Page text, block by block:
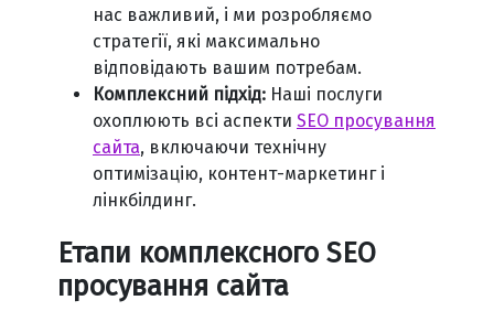
нас важливий, і ми розробляємо
стратегії, які максимально
відповідають вашим потребам.
Комплексний підхід: Наші послуги
охоплюють всі аспекти SEO просування
сайта, включаючи технічну
оптимізацію, контент-маркетинг і
лінкбілдинг.
Етапи комплексного SEO
просування сайта